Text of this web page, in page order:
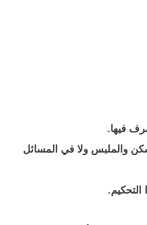
فيها.
والملبس ولا في المسائل
التحكيم.